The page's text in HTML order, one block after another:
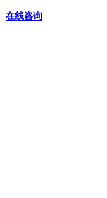
在线咨询